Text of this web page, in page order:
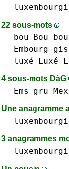
22 sous-mots
bou Bou
Embourg
gis
luxé Luxé
4 sous-mots DàG
Ems gru Mex
Une anagramme
3 anagrammes